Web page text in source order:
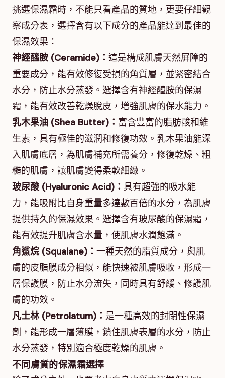
挑選保濕霜時，不能只看產品的質地，更要仔細觀
察成分表，選擇含有以下成分的產品能達到最佳的
保濕效果：
神經醯胺 (Ceramide)： 這是構成肌膚天然屏障的
重要成分，能有效修復受損的角質層，並緊密結合
水分，防止水分蒸發。選擇含有神經醯胺的保濕
霜，能有效改善乾燥脫皮，增強肌膚的保水能力。
乳木果油 (Shea Butter)： 富含豐富的脂肪酸和維
生素，具有極佳的滋潤和修復功效。乳木果油能深
入肌膚底層，為肌膚補充所需養分，修復乾燥、粗
糙的肌膚，讓肌膚變得柔軟細緻。
玻尿酸 (Hyaluronic Acid)： 具有超強的吸水能
力，能吸附比自身重量多達數百倍的水分，為肌膚
提供持久的保濕效果。選擇含有玻尿酸的保濕霜，
能有效提升肌膚含水量，使肌膚水潤飽滿。
角鯊烷 (Squalane)： 一種天然的脂質成分，與肌
膚的皮脂膜成分相似，能快速被肌膚吸收，形成一
層保護膜，防止水分流失，同時具有舒緩、修護肌
膚的功效。
凡士林 (Petrolatum)： 是一種高效的封閉性保濕
劑，能形成一層薄膜，鎖住肌膚表層的水分，防止
水分蒸發，特別適合極度乾燥的肌膚。
不同膚質的保濕霜選擇